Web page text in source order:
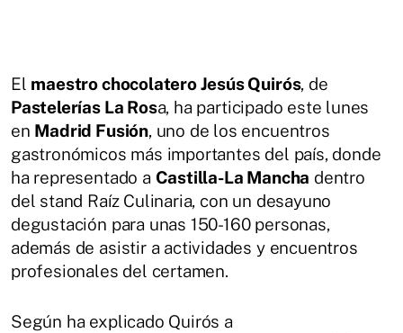
El maestro chocolatero Jesús Quirós, de
Pastelerías La Rosa, ha participado este lunes
en Madrid Fusión, uno de los encuentros
gastronómicos más importantes del país, donde
ha representado a Castilla-La Mancha dentro
del stand Raíz Culinaria, con un desayuno
degustación para unas 150-160 personas,
además de asistir a actividades y encuentros
profesionales del certamen.
Según ha explicado Quirós a